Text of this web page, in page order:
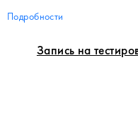
Запись на
Подробности